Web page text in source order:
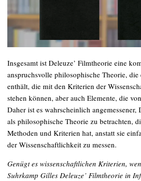
Insgesamt ist Deleuze’ Filmtheorie eine
anspruchsvolle philosophische Theorie, die
enthält, die mit den Kriterien der
stehen können, aber auch Elemente, die
Daher ist es wahrscheinlich angemessener,
als philosophische Theorie zu betrachten,
Methoden und Kriterien hat, anstatt sie
der Wissenschaftlichkeit zu messen.
Genügt es wissenschaftlichen Kriterien,
Suhrkamp Gilles Deleuze’ Filmtheorie in